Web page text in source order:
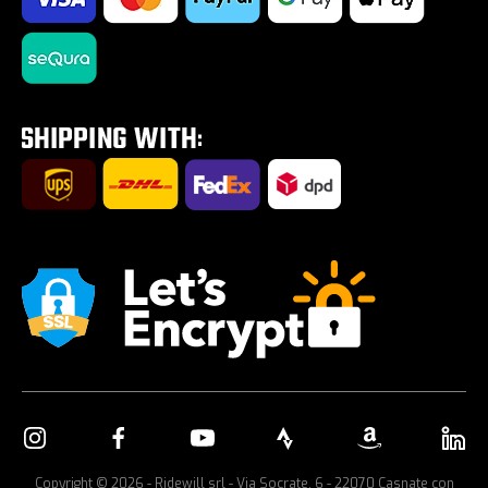
Impostazione Cookies
Saldi estivi 2026
¡E-Bikes al -60%!
Porta-bicicletas para carro
Copyright © 2026 - Ridewill srl - Via Socrate, 6 - 22070 Casnate con